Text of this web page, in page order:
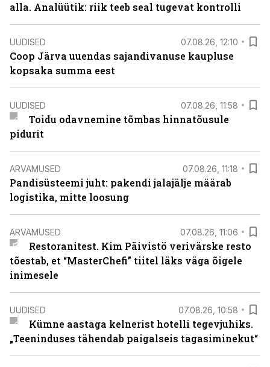
alla. Analüütik: riik teeb seal tugevat kontrolli
UUDISED 07.08.26, 12:10
Coop Järva uuendas sajandivanuse kaupluse
kopsaka summa eest
UUDISED 07.08.26, 11:58
Toidu odavnemine tõmbas hinnatõusule
pidurit
ARVAMUSED 07.08.26, 11:18
Pandisüsteemi juht: pakendi jalajälje määrab
logistika, mitte loosung
ARVAMUSED 07.08.26, 11:06
Restoranitest. Kim Päivistö verivärske resto
tõestab, et “MasterChefi” tiitel läks väga õigele
inimesele
UUDISED 07.08.26, 10:58
Kümne aastaga kelnerist hotelli tegevjuhiks.
„Teeninduses tähendab paigalseis tagasiminekut“